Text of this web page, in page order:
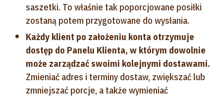
saszetki. To właśnie tak poporcjowane posiłki
zostaną potem przygotowane do wysłania.
Każdy klient po założeniu konta otrzymuje
dostęp do Panelu Klienta, w którym dowolnie
może zarządzać swoimi kolejnymi dostawami.
Zmieniać adres i terminy dostaw, zwiększać lub
zmniejszać porcje, a także wymieniać